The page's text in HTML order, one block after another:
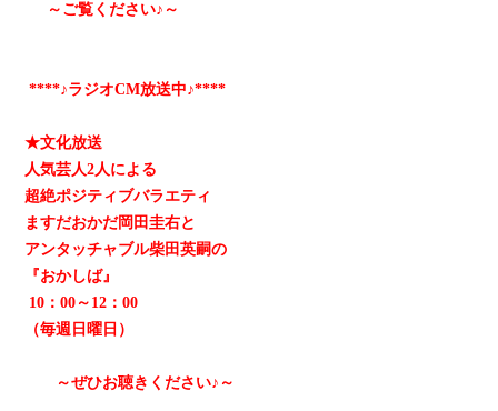
～ご覧ください♪～
****♪ラジオCM放送中♪****
★文化放送
人気芸人2人による
超絶ポジティブバラエティ
ますだおかだ岡田圭右と
アンタッチャブル柴田英嗣の
『おかしば』
10：00～12：00
（毎週日曜日）
～ぜひお聴きください♪～